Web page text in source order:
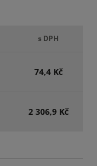
s DPH
74,4 Kč
2 306,9 Kč